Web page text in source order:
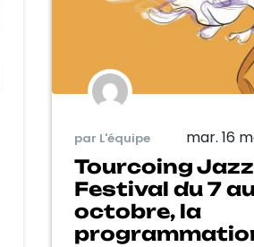
par L'équipe mar. 16
Tourcoing Jazz
Festival du 7
octobre, la